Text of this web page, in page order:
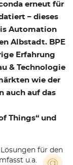
erneut für
– dieses
Automation
Albstadt. BPE
Erfahrung
& Technologie
wie der
auch auf das
Things“ und
für den
u.a.